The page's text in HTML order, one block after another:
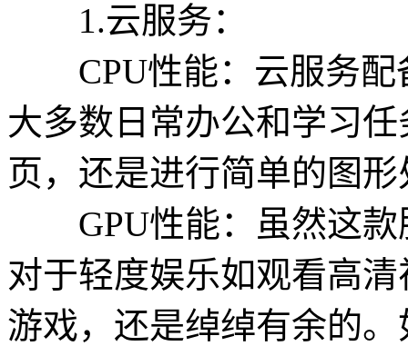
1.云服务：
CPU性能：云服务配
大多数日常办公和学习
页，还是进行简单的图
GPU性能：虽然这款
对于轻度娱乐如观看高
游戏，还是绰绰有余的